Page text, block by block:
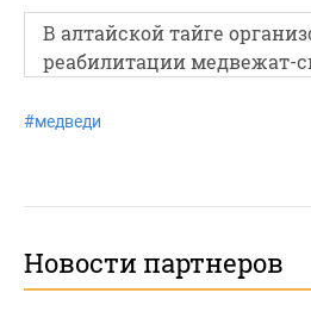
В алтайской тайге
реабилитации медвежат-
#медведи
Новости партнеров